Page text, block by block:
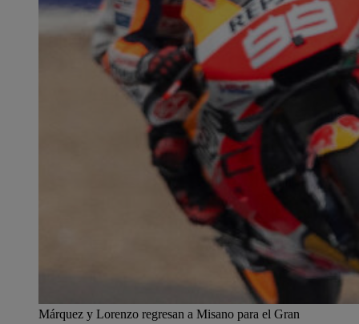
Márquez y Lorenzo regresan a Misano para el Gran